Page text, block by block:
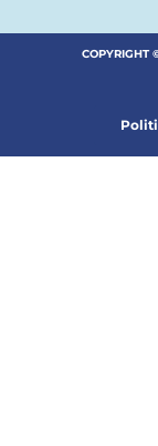
COPYRIGHT